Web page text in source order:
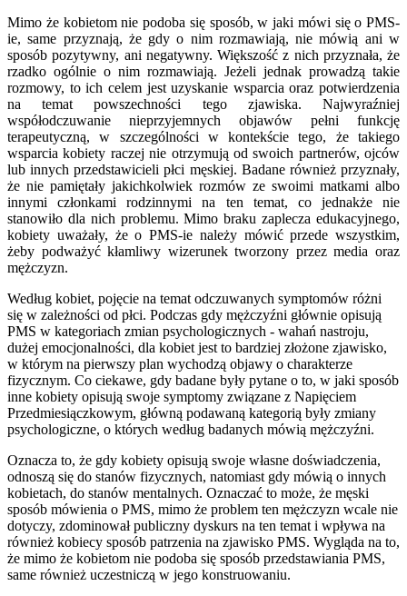
Mimo że kobietom nie podoba się sposób, w jaki mówi się o PMS-
ie, same przyznają, że gdy o nim rozmawiają, nie mówią ani w
sposób pozytywny, ani negatywny. Większość z nich przyznała, że
rzadko ogólnie o nim rozmawiają. Jeżeli jednak prowadzą takie
rozmowy, to ich celem jest uzyskanie wsparcia oraz potwierdzenia
na temat powszechności tego zjawiska. Najwyraźniej
współodczuwanie nieprzyjemnych objawów pełni funkcję
terapeutyczną, w szczególności w kontekście tego, że takiego
wsparcia kobiety raczej nie otrzymują od swoich partnerów, ojców
lub innych przedstawicieli płci męskiej. Badane również przyznały,
że nie pamiętały jakichkolwiek rozmów ze swoimi matkami albo
innymi członkami rodzinnymi na ten temat, co jednakże nie
stanowiło dla nich problemu. Mimo braku zaplecza edukacyjnego,
kobiety uważały, że o PMS-ie należy mówić przede wszystkim,
żeby podważyć kłamliwy wizerunek tworzony przez media oraz
mężczyzn.
Według kobiet, pojęcie na temat odczuwanych symptomów różni
się w zależności od płci. Podczas gdy mężczyźni głównie opisują
PMS w kategoriach zmian psychologicznych - wahań nastroju,
dużej emocjonalności, dla kobiet jest to bardziej złożone zjawisko,
w którym na pierwszy plan wychodzą objawy o charakterze
fizycznym. Co ciekawe, gdy badane były pytane o to, w jaki sposób
inne kobiety opisują swoje symptomy związane z Napięciem
Przedmiesiączkowym, główną podawaną kategorią były zmiany
psychologiczne, o których według badanych mówią mężczyźni.
Oznacza to, że gdy kobiety opisują swoje własne doświadczenia,
odnoszą się do stanów fizycznych, natomiast gdy mówią o innych
kobietach, do stanów mentalnych. Oznaczać to może, że męski
sposób mówienia o PMS, mimo że problem ten mężczyzn wcale nie
dotyczy, zdominował publiczny dyskurs na ten temat i wpływa na
również kobiecy sposób patrzenia na zjawisko PMS. Wygląda na to,
że mimo że kobietom nie podoba się sposób przedstawiania PMS,
same również uczestniczą w jego konstruowaniu.